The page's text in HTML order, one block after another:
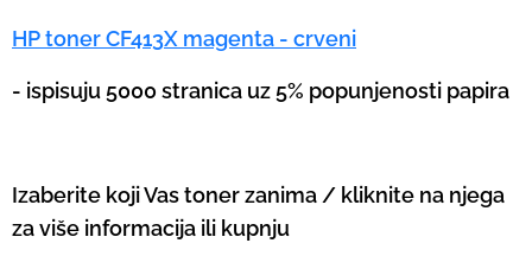
HP toner CF413X magenta - crveni
- ispisuju 5000 stranica uz 5% popunjenosti papira
Izaberite koji Vas toner zanima / kliknite na njega
za više informacija ili kupnju